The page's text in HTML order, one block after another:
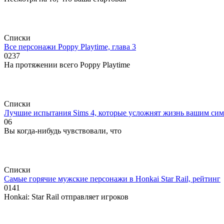
Списки
Все персонажи Poppy Playtime, глава 3
0237
На протяжении всего Poppy Playtime
Списки
Лучшие испытания Sims 4, которые усложнят жизнь вашим
06
Вы когда-нибудь чувствовали, что
Списки
Самые горячие мужские персонажи в Honkai Star Rail, рейтинг
0141
Honkai: Star Rail отправляет игроков